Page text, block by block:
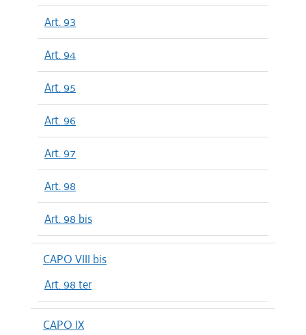
Art. 93
Art. 94
Art. 95
Art. 96
Art. 97
Art. 98
Art. 98 bis
CAPO VIII bis
Art. 98 ter
CAPO IX